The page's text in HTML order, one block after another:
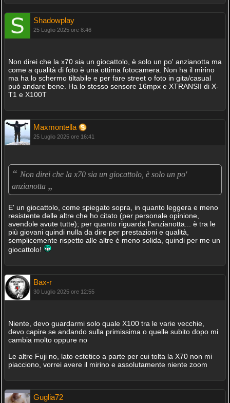
Shadowplay
25 Luglio 2025 ore 8:46
Non direi che la x70 sia un giocattolo, è solo un po' anzianotta ma
come a qualità di foto è una ottima fotocamera. Non ha il mirino
ma ha lo schermo tiltabile e per fare street o foto in gita/casual
può andare bene. Ha lo stesso sensore 16mpx e XTRANSII di X-
T1 e X100T
Maxmontella
25 Luglio 2025 ore 16:41
“ Non direi che la x70 sia un giocattolo, è solo un po'
anzianotta „
E' un giocattolo, come spiegato sopra, in quanto leggera e meno
resistente delle altre che ho citato (per personale opinione,
avendole avute tutte); per quanto riguarda l'anzianotta... è tra le
più giovani quindi nulla da dire per prestazioni e qualità,
semplicemente rispetto alle altre è meno solida, quindi per me un
giocattolo!
Bax-r
30 Luglio 2025 ore 12:55
Niente, devo guardarmi solo quale X100 tra le varie vecchie,
devo capire se andando sulla primissima o quelle subito dopo mi
cambia molto oppure no
Le altre Fuji no, lato estetico a parte per cui tolta la X70 non mi
piacciono, vorrei avere il mirino e assolutamente niente zoom
Guglia72